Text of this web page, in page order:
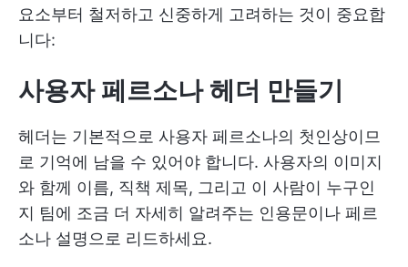
요소부터 철저하고 신중하게 고려하는 것이 중요합
니다:
사용자 페르소나 헤더 만들기
헤더는 기본적으로 사용자 페르소나의 첫인상이므
로 기억에 남을 수 있어야 합니다. 사용자의 이미지
와 함께 이름, 직책 제목, 그리고 이 사람이 누구인
지 팀에 조금 더 자세히 알려주는 인용문이나 페르
소나 설명으로 리드하세요.